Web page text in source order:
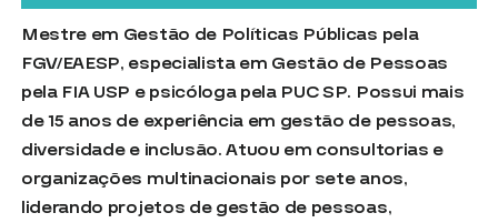
Mestre em Gestão de Políticas Públicas pela
FGV/EAESP, especialista em Gestão de Pessoas
pela FIA USP e psicóloga pela PUC SP. Possui mais
de 15 anos de experiência em gestão de pessoas,
diversidade e inclusão. Atuou em consultorias e
organizações multinacionais por sete anos,
liderando projetos de gestão de pessoas,